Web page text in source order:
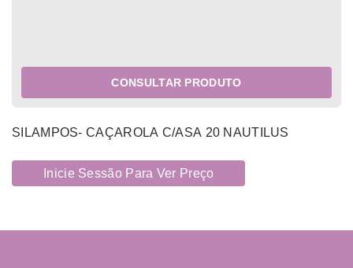
CONSULTAR PRODUTO
SILAMPOS- CAÇAROLA C/ASA 20 NAUTILUS
Inicie Sessão Para Ver Preço